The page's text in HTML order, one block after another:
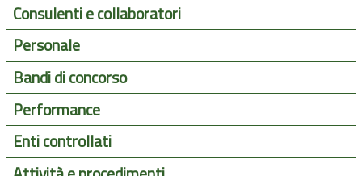
Consulenti e collaboratori
Personale
Bandi di concorso
Performance
Enti controllati